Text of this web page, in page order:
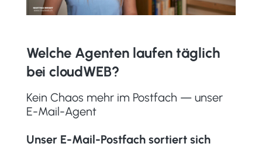
Welche Agenten laufen täglich
bei cloudWEB?
Kein Chaos mehr im Postfach — unser
E-Mail-Agent
Unser E-Mail-Postfach sortiert sich